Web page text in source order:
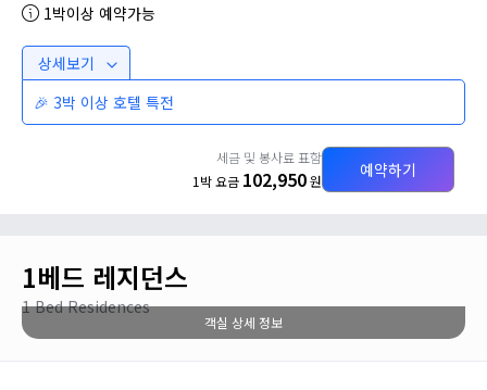
1박이상 예약가능
상세보기
🎉 3박 이상 호텔 특전
세금 및 봉사료 표함
1박 요금 102,950원
예약하기
1베드 레지던스
1 Bed Residences
객실 상세 정보